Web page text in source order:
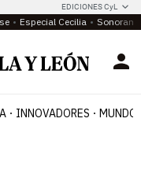
EDICIONES CyL
Especial Cecilia
INNOVADORES MUNDO